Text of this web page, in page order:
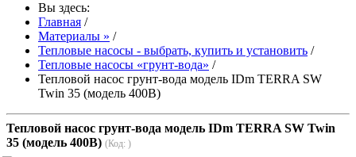
Вы здесь:
Главная /
Материалы » /
Тепловые насосы - выбрать, купить и установить /
Тепловые насосы «грунт-вода» /
Тепловой насос грунт-вода модель IDm TERRA SW
Twin 35 (модель 400В)
Тепловой насос грунт-вода модель IDm TERRA SW Twin
35 (модель 400В) (Код: )